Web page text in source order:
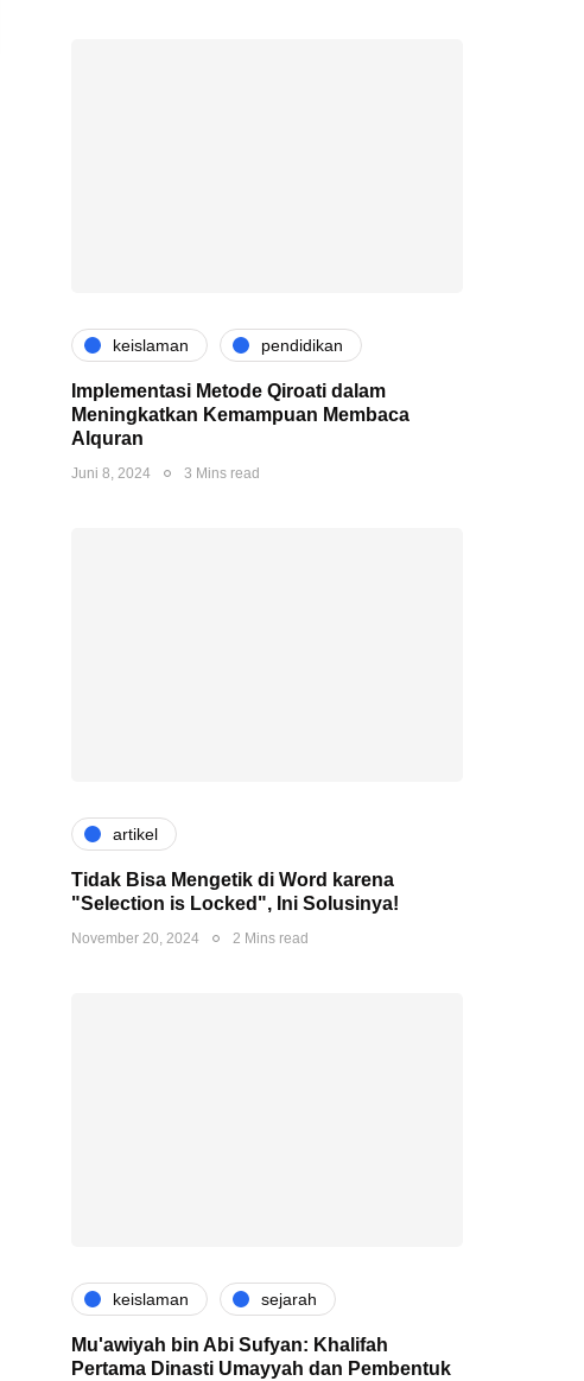
keislaman pendidikan
Implementasi Metode Qiroati dalam
Meningkatkan Kemampuan Membaca
Alquran
Juni 8, 2024 3 Mins read
artikel
Tidak Bisa Mengetik di Word karena
"Selection is Locked", Ini Solusinya!
November 20, 2024 2 Mins read
keislaman sejarah
Mu'awiyah bin Abi Sufyan: Khalifah
Pertama Dinasti Umayyah dan Pembentuk